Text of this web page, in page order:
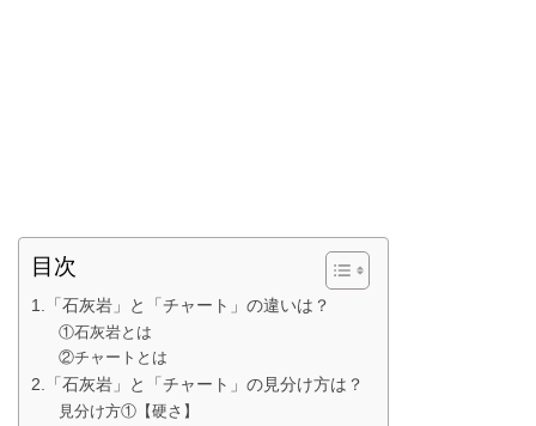
目次
1.「石灰岩」と「チャート」の違いは？
①石灰岩とは
②チャートとは
2.「石灰岩」と「チャート」の見分け方は？
見分け方①【硬さ】